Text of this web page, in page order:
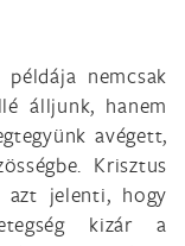
nemcsak
álljunk, hanem
avégett,
Krisztus
azt jelenti, hogy
kizár a